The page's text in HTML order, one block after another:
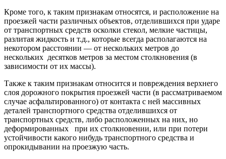
Кроме того, к таким признакам относятся, и расположение на
проезжей части различных объектов, отделившихся при ударе
от транспортных средств осколки стекол, мелкие частицы,
разлитая жидкость и т.д., которые всегда располагаются на
некотором расстоянии — от нескольких метров до
нескольких десятков метров за местом столкновения (в
зависимости от их массы).
Также к таким признакам относится и повреждения верхнего
слоя дорожного покрытия проезжей части (в рассматриваемом
случае асфальтированного) от контакта с ней массивных
деталей транспортного средства отделившихся от
транспортных средств, либо расположенных на них, но
деформированных при их столкновении, или при потери
устойчивости какого нибудь транспортного средства и
опрокидывании на проезжую часть.